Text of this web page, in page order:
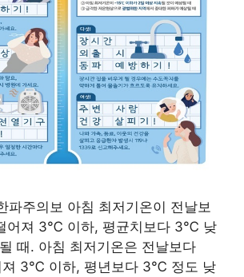
파주의보 아침 최저기온이 전날보
어져 3℃ 이하, 평균치보다 3℃ 낮
때. 아침 최저기온은 전날보다
3℃ 이하, 평년보다 3℃ 정도 낮